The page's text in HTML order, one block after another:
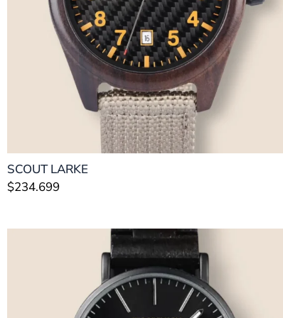
SCOUT LARKE
$234.699